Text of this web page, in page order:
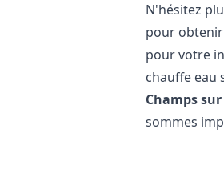
N'hésitez
pour
pour votre
chauffe eau
Champs
sommes